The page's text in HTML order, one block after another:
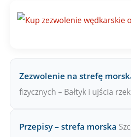
Zezwolenie na strefę
fizycznych – Bałtyk i ujścia
Przepisy – strefa morska